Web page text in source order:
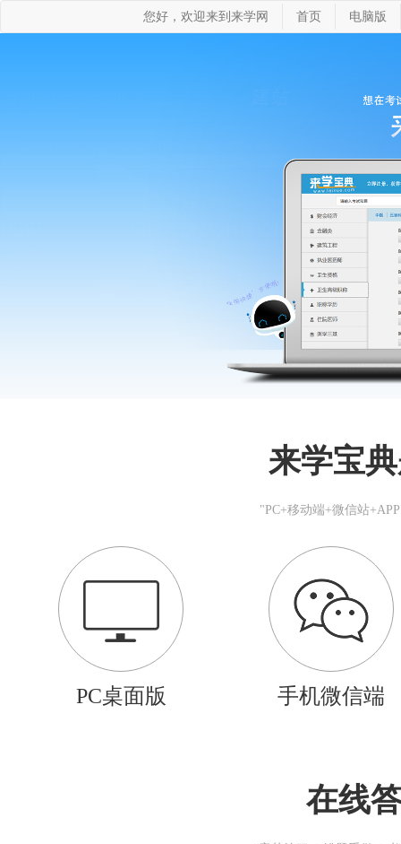
您好，欢迎来到来学网 首页 电脑版
来学宝
"PC+移动端+微信站
PC桌面版 手机微信端
在线